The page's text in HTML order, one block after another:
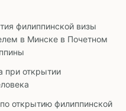
филиппинской визы
в Минске в Почетном
при открытии
открытию филиппинской